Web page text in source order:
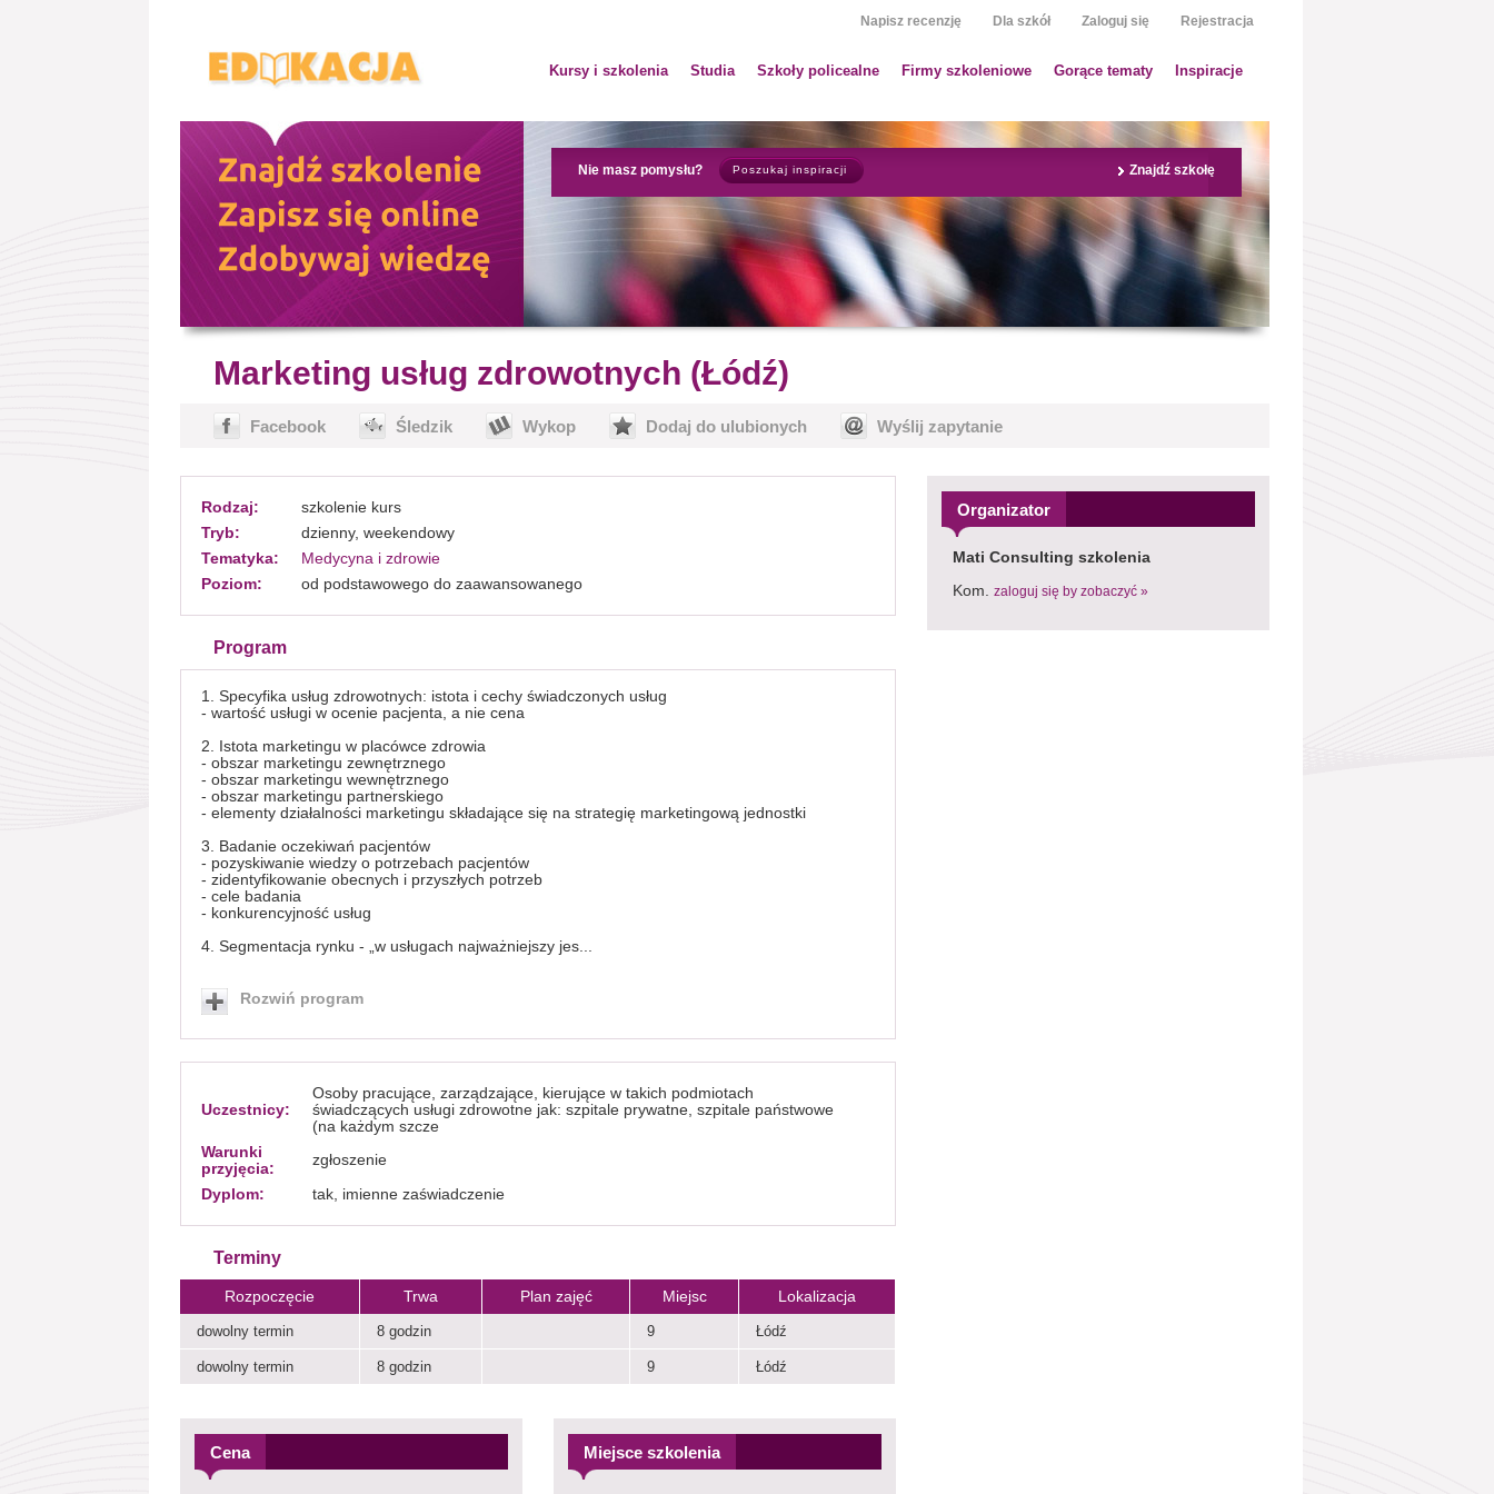
Napisz recenzję Dla szkół Zaloguj się Rejestracja
Kursy i szkolenia Studia Szkoły policealne Firmy szkoleniowe Gorące tematy Inspiracje
Znajdź szkołę
Nie masz pomysłu? Poszukaj inspiracji
Marketing usług zdrowotnych (Łódź)
Facebook Śledzik Wykop Dodaj do ulubionych Wyślij zapytanie
Organizator
Mati Consulting szkolenia
Kom. zaloguj się by zobaczyć »
Rodzaj:
szkolenie kurs
Tryb:
dzienny, weekendowy
Tematyka:
Medycyna i zdrowie
Poziom:
od podstawowego do zaawansowanego
Program
1. Specyfika usług zdrowotnych: istota i cechy świadczonych usług
- wartość usługi w ocenie pacjenta, a nie cena
2. Istota marketingu w placówce zdrowia
- obszar marketingu zewnętrznego
- obszar marketingu wewnętrznego
- obszar marketingu partnerskiego
- elementy działalności marketingu składające się na strategię marketingową jednostki
3. Badanie oczekiwań pacjentów
- pozyskiwanie wiedzy o potrzebach pacjentów
- zidentyfikowanie obecnych i przyszłych potrzeb
- cele badania
- konkurencyjność usług
4. Segmentacja rynku - „w usługach najważniejszy jes...
Rozwiń program
Uczestnicy:
Osoby pracujące, zarządzające, kierujące w takich podmiotach
świadczących usługi zdrowotne jak: szpitale prywatne, szpitale państwowe
(na każdym szcze
Warunki
przyjęcia:
zgłoszenie
Dyplom: tak, imienne zaświadczenie
Terminy
Rozpoczęcie Trwa Plan zajęć Miejsc Lokalizacja
dowolny termin 8 godzin 9 Łódź
dowolny termin 8 godzin 9 Łódź
Cena Miejsce szkolenia